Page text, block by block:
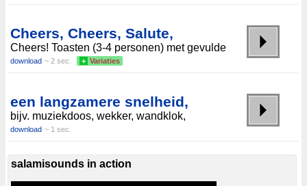
Cheers, Cheers, Salute,
Cheers! Toasten (3-4 personen) met gevulde
download ~ 2 sec. + Variaties
een langzamere snelheid,
bijv. muziekdoos, wekker, wandklok,
download ~ 1 sec.
salamisounds in action